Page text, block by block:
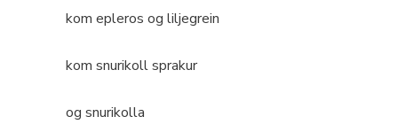
kom epleros og liljegrein
kom snurikoll sprakur
og snurikolla